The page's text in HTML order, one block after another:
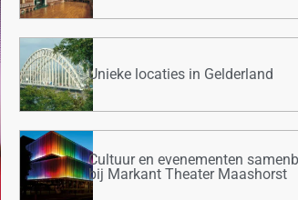
Unieke locaties in Gelderland
Cultuur en evenementen
bij Markant Theater Maashorst